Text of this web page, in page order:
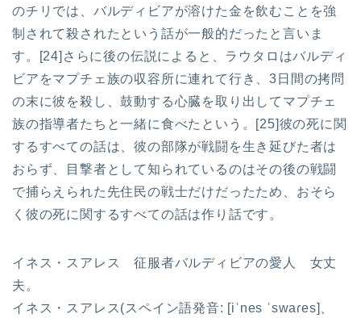
のチリでは、バルディビアが溶けた金を飲むことを強
制されて殺されたという話が一般的だったと言いま
す。[24]さらに後の伝説によると、ラウタロはバルディ
ビアをマプチェ族の収容所に連れて行き、3日間の拷問
の末に彼を殺し、鼓動する心臓を取り出してマプチェ
族の指導者たちと一緒に食べたという。[25]彼の死に関
するすべての話は、彼の部隊が戦闘を生き延びた者は
おらず、目撃者として知られているのはその後の戦闘
で捕らえられた先住民の戦士だけだったため、おそら
く彼の死に関するすべての話は作り話です。
イネス・スアレス 征服者バルディビアの愛人 女丈
夫。
イネス・スアレス(スペイン語発音: [iˈnes ˈswaɾes]、